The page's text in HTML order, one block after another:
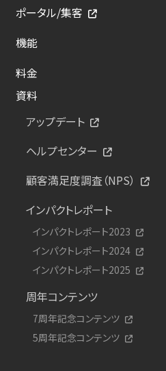
ポータル/集客
機能
料金
資料
アップデート
ヘルプセンター
顧客満足度調査（NPS）
インパクトレポート
インパクトレポート2023
インパクトレポート2024
インパクトレポート2025
周年コンテンツ
7周年記念コンテンツ
5周年記念コンテンツ